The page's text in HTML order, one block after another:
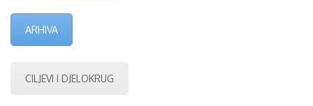
ARHIVA
CILJEVI I DJELOKRUG